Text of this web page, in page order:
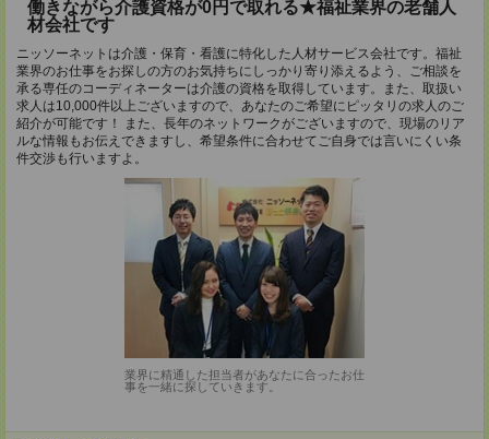
働きながら介護資格が0円で取れる★福祉業界の老舗人
材会社です
ニッソーネットは介護・保育・看護に特化した人材サービス会社です。福祉
業界のお仕事をお探しの方のお気持ちにしっかり寄り添えるよう、ご相談を
承る専任のコーディネーターは介護の資格を取得しています。また、取扱い
求人は10,000件以上ございますので、あなたのご希望にピッタリの求人のご
紹介が可能です！ また、長年のネットワークがございますので、現場のリア
ルな情報もお伝えできますし、希望条件に合わせてご自身では言いにくい条
件交渉も行いますよ。
業界に精通した担当者があなたに合ったお仕
事を一緒に探していきます。